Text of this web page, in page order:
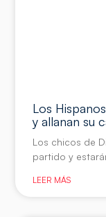
Los
y allanan su
Los chicos de
partido y
LEER MÁS